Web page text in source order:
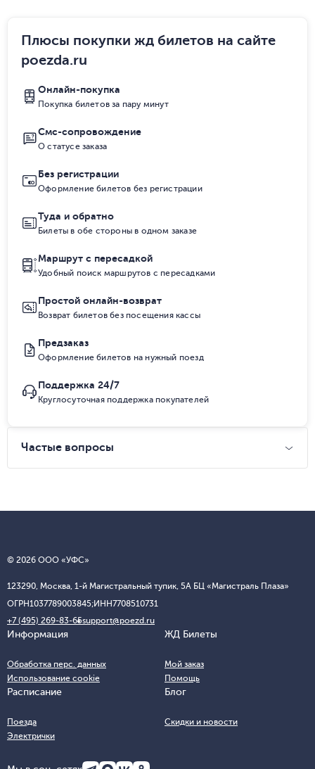
Плюсы покупки жд билетов на сайте
poezda.ru
Онлайн-покупка
Покупка билетов за пару минут
Смс-сопровождение
О статусе заказа
Без регистрации
Оформление билетов без регистрации
Туда и обратно
Билеты в обе стороны в одном заказе
Маршрут с пересадкой
Удобный поиск маршрутов с пересадками
Простой онлайн-возврат
Возврат билетов без посещения кассы
Предзаказ
Оформление билетов на нужный поезд
Поддержка 24/7
Круглосуточная поддержка покупателей
Частые вопросы
© 2026 ООО «УФС»
123290, Москва, 1-й Магистральный тупик, 5А БЦ «Магистраль Плаза»
ОГРН1037789003845;ИНН7708510731
+7 (495) 269-83-65support@poezd.ru
Информация
Обработка перс. данных
Использование cookie
ЖД Билеты
Мой заказ
Помощь
Расписание
Поезда
Электрички
Блог
Скидки и новости